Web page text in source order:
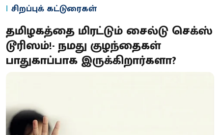
சிறப்புக் கட்டுரைகள்
தமிழகத்தை மிரட்டும் சைல்டு செக்ஸ்
டூரிஸம்!- நமது குழந்தைகள்
பாதுகாப்பாக இருக்கிறார்களா?